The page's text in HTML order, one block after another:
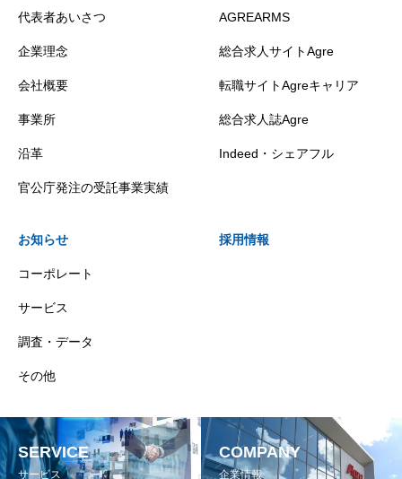
代表者あいさつ
企業理念
会社概要
事業所
沿革
官公庁発注の受託事業実績
AGREARMS
総合求人サイトAgre
転職サイトAgreキャリア
総合求人誌Agre
Indeed・シェアフル
お知らせ
コーポレート
サービス
調査・データ
その他
採用情報
SERVICE
サービス
COMPANY
企業情報